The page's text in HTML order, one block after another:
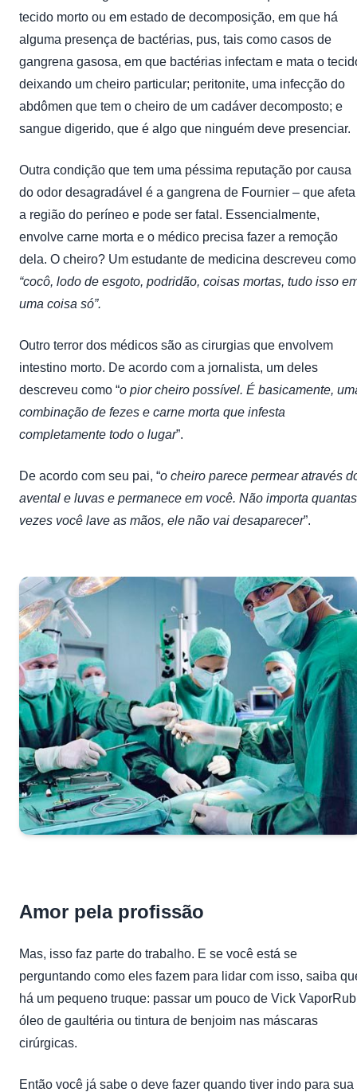
tecido morto ou em estado de decomposição, em que há
alguma presença de bactérias, pus, tais como casos de
gangrena gasosa, em que bactérias infectam e mata o
deixando um cheiro particular; peritonite, uma infecção do
abdômen que tem o cheiro de um cadáver decomposto; e
sangue digerido, que é algo que ninguém deve presenciar.
Outra condição que tem uma péssima reputação por causa
do odor desagradável é a gangrena de Fournier – que afeta
a região do períneo e pode ser fatal. Essencialmente,
envolve carne morta e o médico precisa fazer a remoção
dela. O cheiro? Um estudante de medicina descreveu como
“cocô, lodo de esgoto, podridão, coisas mortas, tudo isso
uma coisa só”.
Outro terror dos médicos são as cirurgias que envolvem
intestino morto. De acordo com a jornalista, um deles
descreveu como “o pior cheiro possível. É basicamente,
combinação de fezes e carne morta que infesta
completamente todo o lugar”.
De acordo com seu pai, “o cheiro parece permear através
avental e luvas e permanece em você. Não importa quantas
vezes você lave as mãos, ele não vai desaparecer”.
Amor pela profissão
Mas, isso faz parte do trabalho. E se você está se
perguntando como eles fazem para lidar com isso, saiba
há um pequeno truque: passar um pouco de Vick
óleo de gaultéria ou tintura de benjoim nas máscaras
cirúrgicas.
Então você já sabe o deve fazer quando tiver indo para sua